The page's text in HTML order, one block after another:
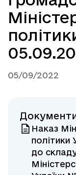
05/09/2022
Наказ
політики
до